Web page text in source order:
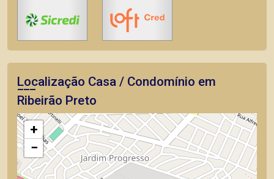
Localização Casa / Condomínio em
Ribeirão Preto
+
−